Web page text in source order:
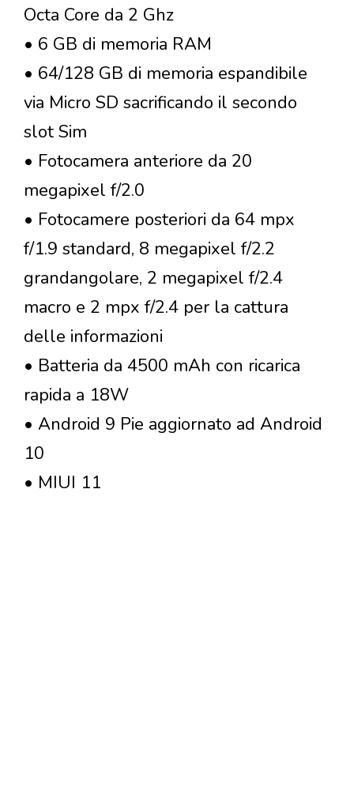
Octa Core da 2 Ghz
• 6 GB di memoria RAM
• 64/128 GB di memoria espandibile
via Micro SD sacrificando il secondo
slot Sim
• Fotocamera anteriore da 20
megapixel f/2.0
• Fotocamere posteriori da 64 mpx
f/1.9 standard, 8 megapixel f/2.2
grandangolare, 2 megapixel f/2.4
macro e 2 mpx f/2.4 per la cattura
delle informazioni
• Batteria da 4500 mAh con ricarica
rapida a 18W
• Android 9 Pie aggiornato ad Android
10
• MIUI 11